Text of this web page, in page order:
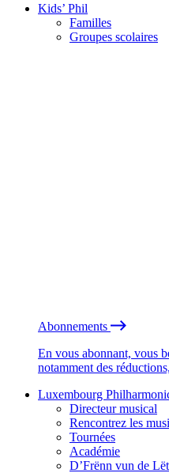
Kids’ Phil
Familles
Groupes scolaires
Abonnements
En vous abonnant, vous
notamment des
Luxembourg
Directeur musical
Rencontrez les
Tournées
Académie
D’Frënn vun de